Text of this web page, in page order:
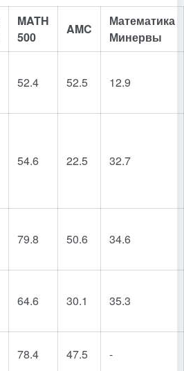
MATH
500
AMC
Математика
Минервы
52.4 52.5 12.9
54.6 22.5 32.7
79.8 50.6 34.6
64.6 30.1 35.3
78.4 47.5 -